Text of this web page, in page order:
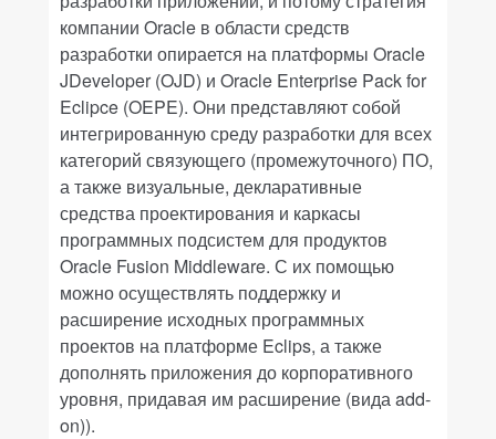
компании Oracle в области средств
разработки опирается на платформы Oracle
JDeveloper (OJD) и Oracle Enterprise Packfor
Eclipce (OEPE). Они представляют собой
интегрированную среду разработки для всех
категорий связующего (промежуточного) ПО,
а также визуальные, декларативные
средства проектирования и каркасы
программных подсистем для продуктов
Oracle Fusion Middleware. С их помощью
можно осуществлять поддержку и
расширение исходных программных
проектов на платформе Eclips, а также
дополнять приложения до корпоративного
уровня, придавая им расширение (видаadd-
on)).